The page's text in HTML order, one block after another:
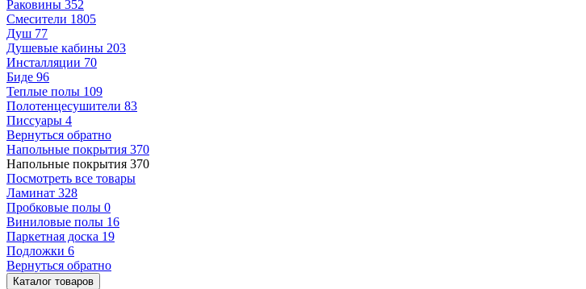
Раковины 352
Смесители 1805
Душ 77
Душевые кабины 203
Инсталляции 70
Биде 96
Теплые полы 109
Полотенцесушители 83
Писсуары 4
Вернуться обратно
Напольные покрытия 370
Напольные покрытия 370
Посмотреть все товары
Ламинат 328
Пробковые полы 0
Виниловые полы 16
Паркетная доска 19
Подложки 6
Вернуться обратно
Каталог товаров